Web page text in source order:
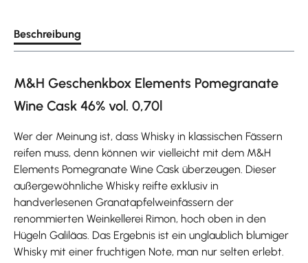
Beschreibung
M&H Geschenkbox Elements Pomegranate
Wine Cask 46% vol. 0,70l
Wer der Meinung ist, dass Whisky in klassischen Fässern
reifen muss, denn können wir vielleicht mit dem M&H
Elements Pomegranate Wine Cask überzeugen. Dieser
außergewöhnliche Whisky reifte exklusiv in
handverlesenen Granatapfelweinfässern der
renommierten Weinkellerei Rimon, hoch oben in den
Hügeln Galiläas. Das Ergebnis ist ein unglaublich blumiger
Whisky mit einer fruchtigen Note, man nur selten erlebt.